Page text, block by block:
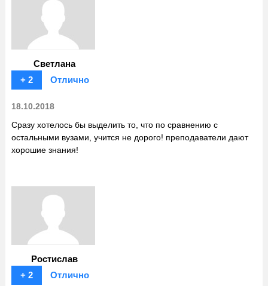
Светлана
+ 2
Отлично
18.10.2018
Сразу хотелось бы выделить то, что по сравнению с
остальными вузами, учится не дорого! преподаватели дают
хорошие знания!
Ростислав
+ 2
Отлично